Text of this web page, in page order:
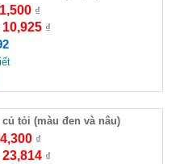
₫
10,925₫
tỏi (màu đen và nâu)
₫
23,814₫